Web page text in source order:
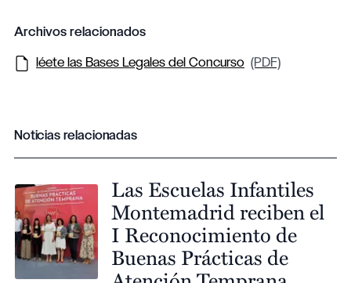
Archivos relacionados
léete las Bases Legales del Concurso (PDF)
Noticias relacionadas
Las Escuelas Infantiles
Montemadrid reciben el
I Reconocimiento de
Buenas Prácticas de